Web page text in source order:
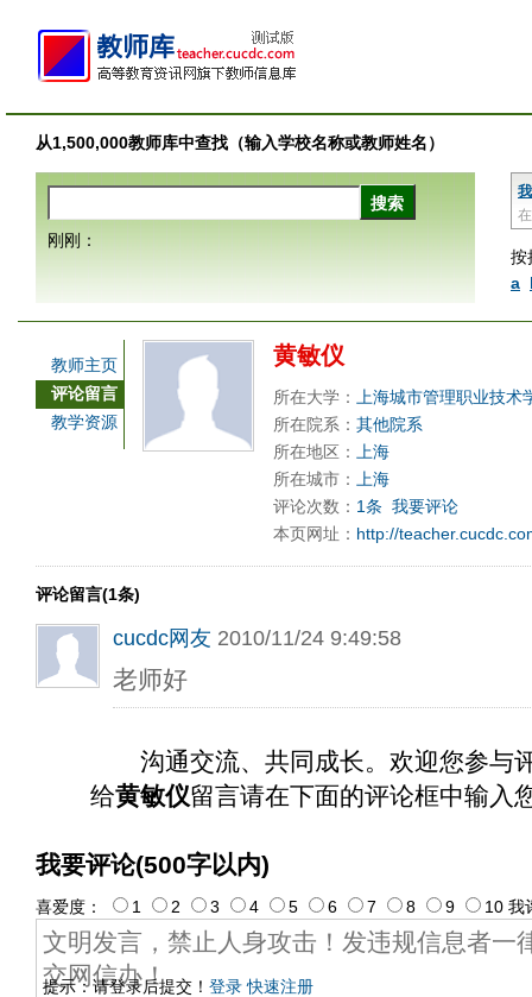
从1,500,000教师库中查找（输入学校名称或教师姓名）
按
a
刚刚：
教师主页
评论留言
教学资源
黄敏仪
所在大学：
上海城市管理职业技术
所在院系： 其他院系
所在地区：
上海
所在城市：
上海
评论次数： 1条 我要评论
本页网址： http://
评论留言(1条)
cucdc网友 2010/11/24 9:49:58
老师好
沟通交流、共同成长。欢迎您参与
给黄敏仪留言请在下面的评论框中输入
我要评论(500字以内)
提示：请登录后提交！ 登录 快速注册
喜爱度： 1 2 3 4 5 6 7 8 9 10 我